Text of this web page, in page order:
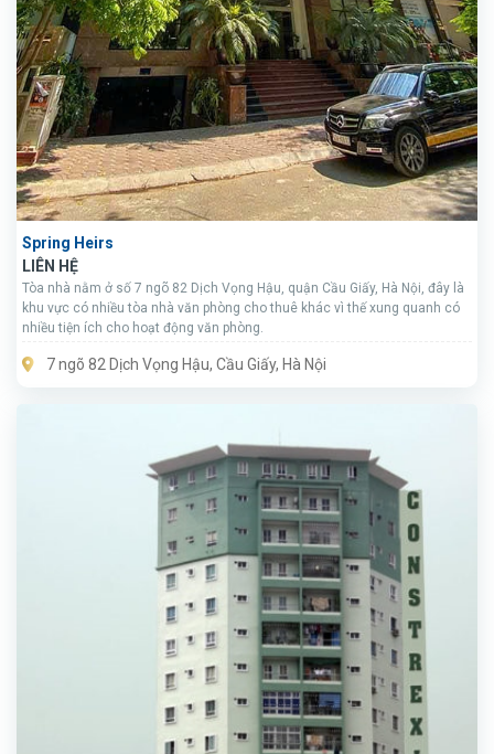
Spring Heirs
LIÊN HỆ
Tòa nhà nằm ở số 7 ngõ 82 Dịch Vọng Hậu, quận Cầu Giấy, Hà Nội, đây là
khu vực có nhiều tòa nhà văn phòng cho thuê khác vì thế xung quanh có
nhiều tiện ích cho hoạt động văn phòng.
7 ngõ 82 Dịch Vọng Hậu, Cầu Giấy, Hà Nội